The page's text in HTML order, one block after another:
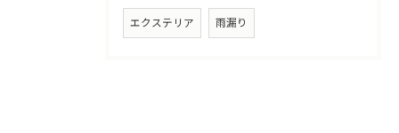
エクステリア 雨漏り